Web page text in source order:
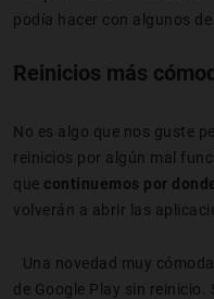
podía hacer con algunos de
Reinicios más
No es algo que nos guste
reinicios por algún mal
que continuemos por
volverán a abrir las
Una novedad muy
de Google Play sin